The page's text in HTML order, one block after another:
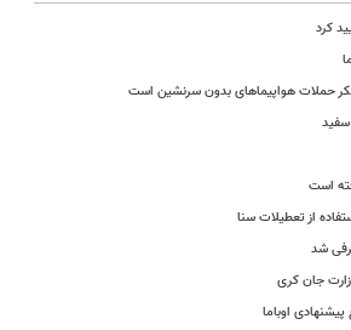
کرد
حملات هواپیماهای بدون سرنشین است
سفید
است
از تعطیلات سنا
شد
جان کری
اوباما